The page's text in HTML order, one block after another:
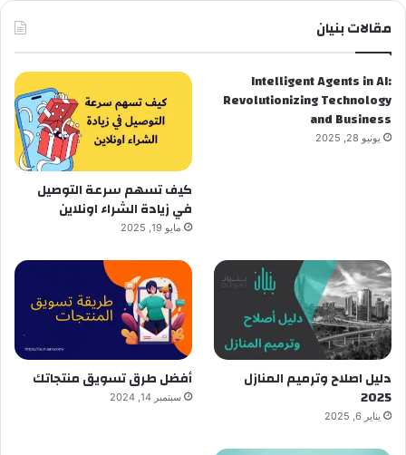
مقالات بنيان
Intelligent Agents in AI:
Revolutionizing Technology
and Business
يونيو 28, 2025
كيف تسهم سرعة التوصيل
في زيادة الشراء اونلاين
مايو 19, 2025
دليل اصلاح وترميم المنازل
2025
يناير 6, 2025
أفضل طرق تسويق منتجاتك
سبتمبر 14, 2024